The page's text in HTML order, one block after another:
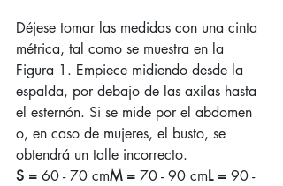
Déjese tomar las medidas con una cinta
métrica, tal como se muestra en la
Figura 1. Empiece midiendo desde la
espalda, por debajo de las axilas hasta
el esternón. Si se mide por el abdomen
o, en caso de mujeres, el busto, se
obtendrá un talle incorrecto.
S = 60 - 70 cmM = 70 - 90 cmL = 90 -